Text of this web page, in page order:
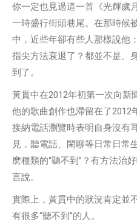
你一定也見過這一首《光輝歲
一時盛行街頭巷尾。在那時候
中，近些年卻有些人那樣說他
指尖方法衰退了？都並不是。
到了。
黃貫中在2012年初第一次向新
他的歌曲創作也滯留在了2012
接納電話瀏覽時表明自身沒有
見，聽電話、閑聊等日常日常
麽種類的“聽不到”？有方法治
言說。
實際上，黃貫中的狀況肯定並
有很多“聽不到”的人。